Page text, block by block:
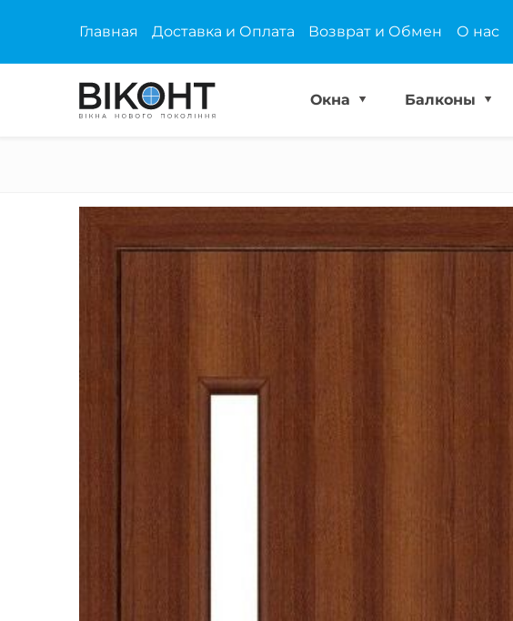
Главная Доставка и Оплата Возврат и Обмен О нас
Окна Балконы